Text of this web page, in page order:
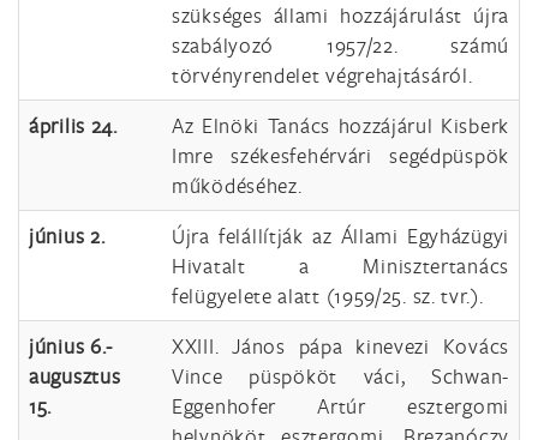
szükséges állami hozzájárulást újra
szabályozó 1957/22. számú
törvényrendelet végrehajtásáról.
április 24.
Az Elnöki Tanács hozzájárul Kisberk
Imre székesfehérvári segédpüspök
működéséhez.
június 2.
Újra felállítják az Állami Egyházügyi
Hivatalt a Minisztertanács
felügyelete alatt (1959/25. sz. tvr.).
június 6.-
augusztus
15.
XXIII. János pápa kinevezi Kovács
Vince püspököt váci, Schwan-
Eggenhofer Artúr esztergomi